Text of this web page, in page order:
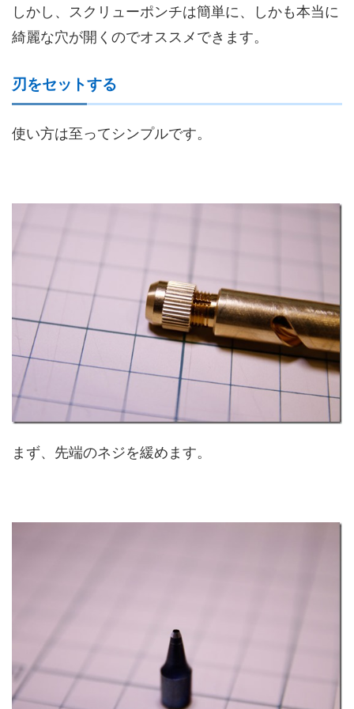
しかし、スクリューポンチは簡単に、しかも本当に
綺麗な穴が開くのでオススメできます。
刃をセットする
使い方は至ってシンプルです。
まず、先端のネジを緩めます。